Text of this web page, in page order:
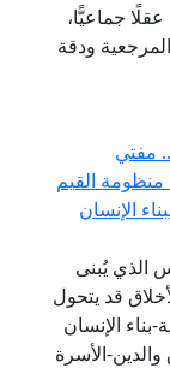
جماعيًّا،
ودقة
مفتي
منظومة القيم
الإنسان
الذي يُبنى
قد يتحول
بناء الإنسان
والدين-الأسرة